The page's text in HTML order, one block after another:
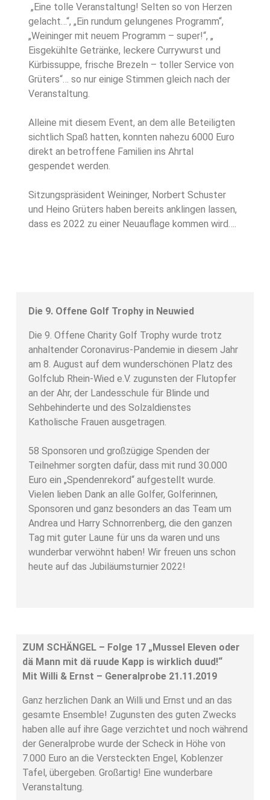
„Eine tolle Veranstaltung! Selten so von Herzen
gelacht…“, „Ein rundum gelungenes Programm“,
„Weininger mit neuem Programm – super!“, „
Eisgekühlte Getränke, leckere Currywurst und
Kürbissuppe, frische Brezeln – toller Service von
Grüters“… so nur einige Stimmen gleich nach der
Veranstaltung.
Alleine mit diesem Event, an dem alle Beteiligten
sichtlich Spaß hatten, konnten nahezu 6000 Euro
direkt an betroffene Familien ins Ahrtal
gespendet werden.
Sitzungspräsident Weininger, Norbert Schuster
und Heino Grüters haben bereits anklingen lassen,
dass es 2022 zu einer Neuauflage kommen wird….
Die 9. Offene Golf Trophy in Neuwied
Die 9. Offene Charity Golf Trophy wurde trotz
anhaltender Coronavirus-Pandemie in diesem Jahr
am 8. August auf dem wunderschönen Platz des
Golfclub Rhein-Wied e.V. zugunsten der Flutopfer
an der Ahr, der Landesschule für Blinde und
Sehbehinderte und des Solzaldienstes
Katholische Frauen ausgetragen.
58 Sponsoren und großzügige Spenden der
Teilnehmer sorgten dafür, dass mit rund 30.000
Euro ein „Spendenrekord“ aufgestellt wurde.
Vielen lieben Dank an alle Golfer, Golferinnen,
Sponsoren und ganz besonders an das Team um
Andrea und Harry Schnorrenberg, die den ganzen
Tag mit guter Laune für uns da waren und uns
wunderbar verwöhnt haben! Wir freuen uns schon
heute auf das Jubiläumsturnier 2022!
ZUM SCHÄNGEL – Folge 17 „Mussel Eleven oder
dä Mann mit dä ruude Kapp is wirklich duud!“
Mit Willi & Ernst – Generalprobe 21.11.2019
Ganz herzlichen Dank an Willi und Ernst und an das
gesamte Ensemble! Zugunsten des guten Zwecks
haben alle auf ihre Gage verzichtet und noch während
der Generalprobe wurde der Scheck in Höhe von
7.000 Euro an die Versteckten Engel, Koblenzer
Tafel, übergeben. Großartig! Eine wunderbare
Veranstaltung.